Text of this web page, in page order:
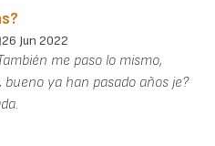
26 Jun 2022
me paso lo mismo,
ya han pasado años je?